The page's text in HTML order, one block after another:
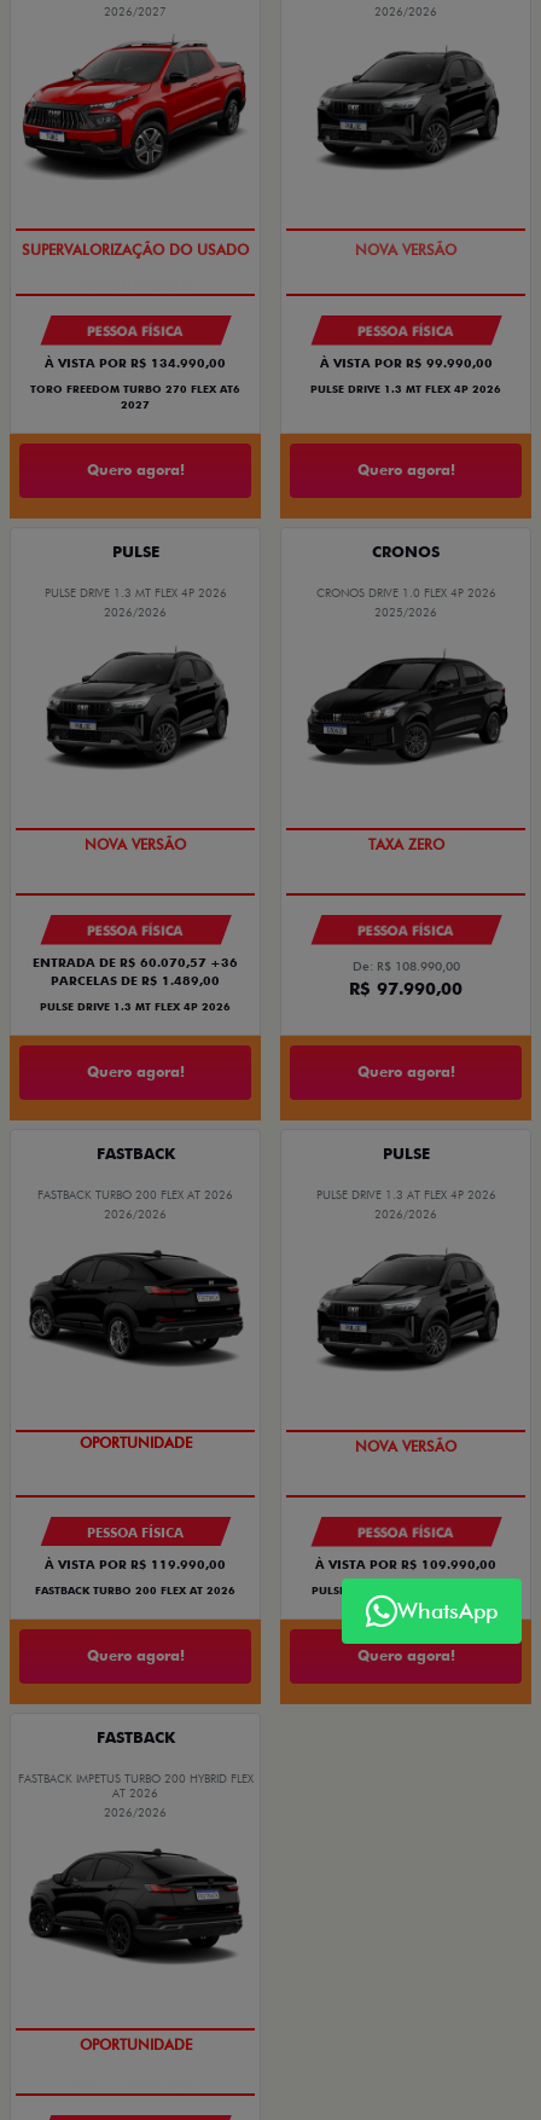
2026/2027
OPORTUNIDADE
PESSOA FÍSICA
À VISTA POR R$ 134.990,00
TORO FREEDOM TURBO 270 FLEX AT6
2027
Quero agora!
2026/2026
PREÇO IMPERDÍVEL
PESSOA FÍSICA
À VISTA POR R$ 99.990,00
PULSE DRIVE 1.3 MT FLEX 4P 2026
Quero agora!
PULSE
PULSE DRIVE 1.3 MT FLEX 4P 2026
2026/2026
PREÇO IMPERDÍVEL
PESSOA FÍSICA
ENTRADA DE R$ 60.070,57 +36
PARCELAS DE R$ 1.489,00
PULSE DRIVE 1.3 MT FLEX 4P 2026
Quero agora!
CRONOS
CRONOS DRIVE 1.0 FLEX 4P 2026
2025/2026
COM USADO NA TROCA
PESSOA FÍSICA
De: R$ 108.990,00
R$ 97.990,00
Quero agora!
FASTBACK
FASTBACK TURBO 200 FLEX AT 2026
2026/2026
OPORTUNIDADE
PESSOA FÍSICA
À VISTA POR R$ 119.990,00
FASTBACK TURBO 200 FLEX AT 2026
Quero agora!
PULSE
PULSE DRIVE 1.3 AT FLEX 4P 2026
2026/2026
PREÇO IMPERDÍVEL
PESSOA FÍSICA
À VISTA POR R$ 109.990,00
PULSE DRIVE 1.3 AT FLEX 4P 2026
Quero agora!
FASTBACK
FASTBACK IMPETUS TURBO 200 HYBRID FLEX
AT 2026
2026/2026
PREÇO IMPERDÍVEL
WhatsApp